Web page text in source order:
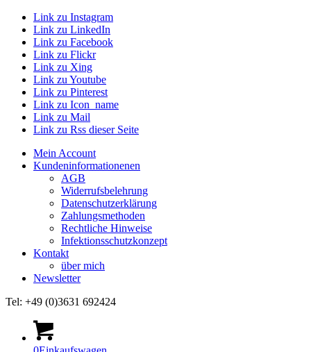
Link zu Instagram
Link zu LinkedIn
Link zu Facebook
Link zu Flickr
Link zu Xing
Link zu Youtube
Link zu Pinterest
Link zu Icon_name
Link zu Mail
Link zu Rss dieser Seite
Mein Account
Kundeninformationenen
AGB
Widerrufsbelehrung
Datenschutzerklärung
Zahlungsmethoden
Rechtliche Hinweise
Infektionsschutzkonzept
Kontakt
über mich
Newsletter
Tel: +49 (0)3631 692424